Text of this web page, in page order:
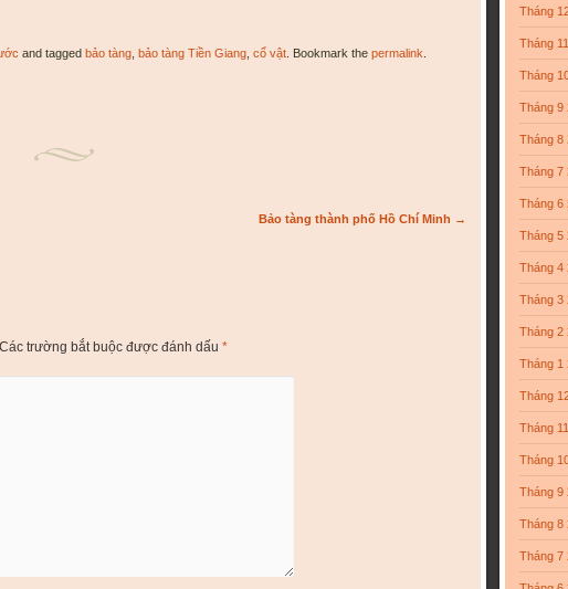
and tagged bảo tàng, bảo tàng Tiền Giang, cổ vật. Bookmark the permalink
Bảo tàng thành phố Hồ Chí Minh →
Các trường bắt buộc được đánh dấu *
Tháng
Tháng
Tháng
Tháng 9
Tháng 8
Tháng 7
Tháng 6
Tháng 5
Tháng 4
Tháng 3
Tháng 2
Tháng 1
Tháng
Tháng
Tháng
Tháng 9
Tháng 8
Tháng 7